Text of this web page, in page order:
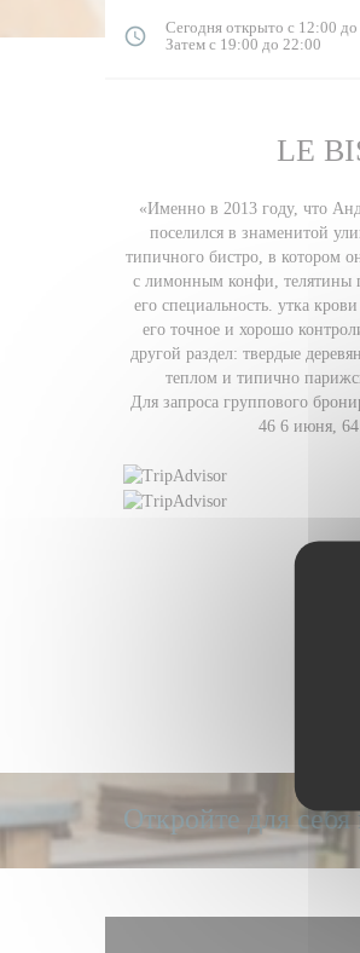
Сегодня открыто с 12:00
Затем с 19:00 до 22:00
LE
«Именно в 2013 году, что
поселился в знаменитой
типичного бистро, в котором
с лимонным конфи, телятины
его специальность. утка
его точное и хорошо
другой раздел: твердые
теплом и типично
Для запроса группового
46 6 июня, 64
Откройте для